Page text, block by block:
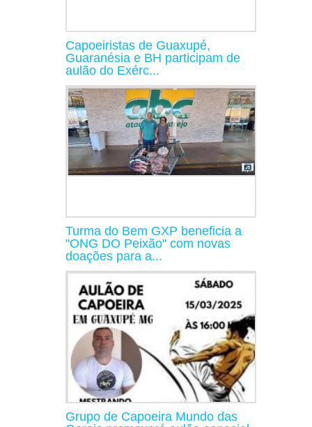
Capoeiristas de Guaxupé,
Guaranésia e BH participam de
aulão do Exérc...
Turma do Bem GXP beneficia a
"ONG DO Peixão" com novas
doações para a...
Grupo de Capoeira Mundo das